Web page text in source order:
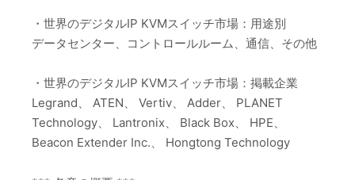
・世界のデジタルIP KVMスイッチ市場：用途別
データセンター、コントロールルーム、通信、その他
・世界のデジタルIP KVMスイッチ市場：掲載企業
Legrand、 ATEN、 Vertiv、 Adder、 PLANET
Technology、 Lantronix、 Black Box、 HPE、
Beacon Extender Inc.、 Hongtong Technology